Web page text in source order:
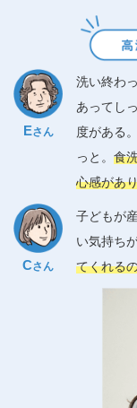
Eさん
洗い終わ
あってし
度がある
っと。 食
心感があ
Cさん
子どもが
い気持ち
てくれる